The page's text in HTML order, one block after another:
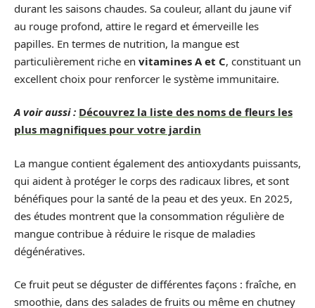
durant les saisons chaudes. Sa couleur, allant du jaune vif
au rouge profond, attire le regard et émerveille les
papilles. En termes de nutrition, la mangue est
particulièrement riche en vitamines A et C, constituant un
excellent choix pour renforcer le système immunitaire.
A voir aussi : Découvrez la liste des noms de fleurs les
plus magnifiques pour votre jardin
La mangue contient également des antioxydants puissants,
qui aident à protéger le corps des radicaux libres, et sont
bénéfiques pour la santé de la peau et des yeux. En 2025,
des études montrent que la consommation régulière de
mangue contribue à réduire le risque de maladies
dégénératives.
Ce fruit peut se déguster de différentes façons : fraîche, en
smoothie, dans des salades de fruits ou même en chutney